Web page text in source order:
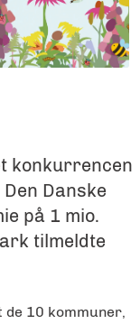
konkurrencen
Danske
på 1 mio.
tilmeldte
de 10 kommuner,